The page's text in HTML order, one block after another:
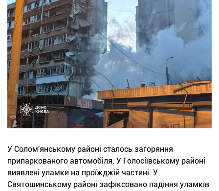
У Солом'янському районі сталось загоряння
припаркованого автомобіля. У Голосіївському районі
виявлені уламки на проїжджій частині. У
Святошинському районі зафіксовано падіння уламків